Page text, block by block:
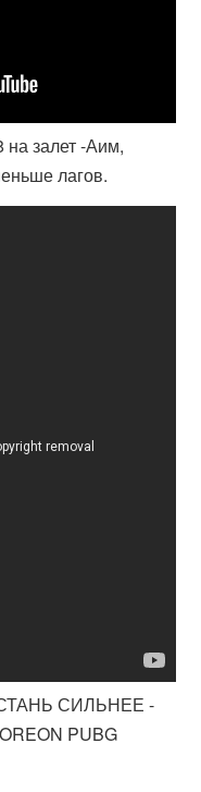
на залет -Аим,
лагов.
СИЛЬНЕЕ -
PUBG